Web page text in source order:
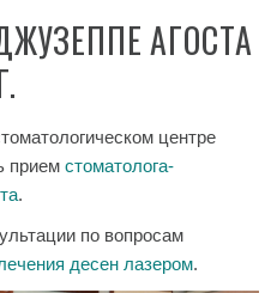
АГОСТА
центре
прием стоматолога-
.
по вопросам
десен лазером.